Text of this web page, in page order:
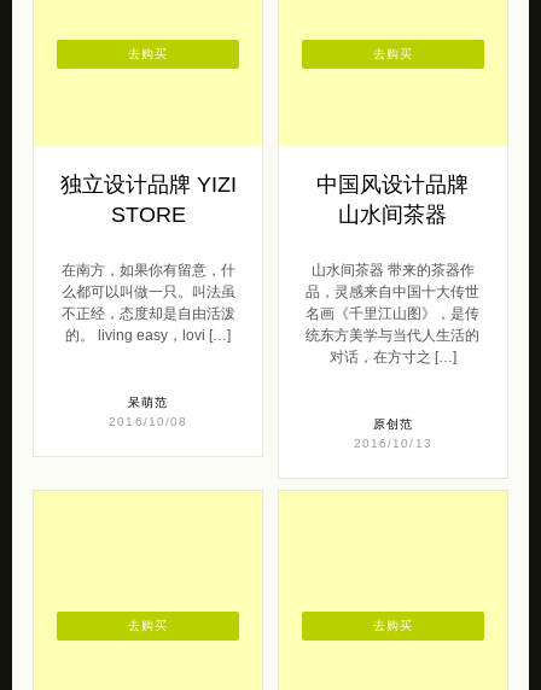
独立设计品牌 YIZI
STORE
在南方，如果你有留意，什
么都可以叫做一只。叫法虽
不正经，态度却是自由活泼
的。 living easy，lovi […]
呆萌范
2016/10/08
去购买
中国风设计品牌
山水间茶器
山水间茶器 带来的茶器作
品，灵感来自中国十大传世
名画《千里江山图》，是传
统东方美学与当代人生活的
对话，在方寸之 […]
原创范
2016/10/13
去购买
去购买 去购买